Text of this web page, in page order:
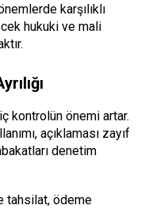
karşılıklı
hukuki ve mali
kontrolün önemi artar.
açıklaması zayıf
denetim
tahsilat, ödeme